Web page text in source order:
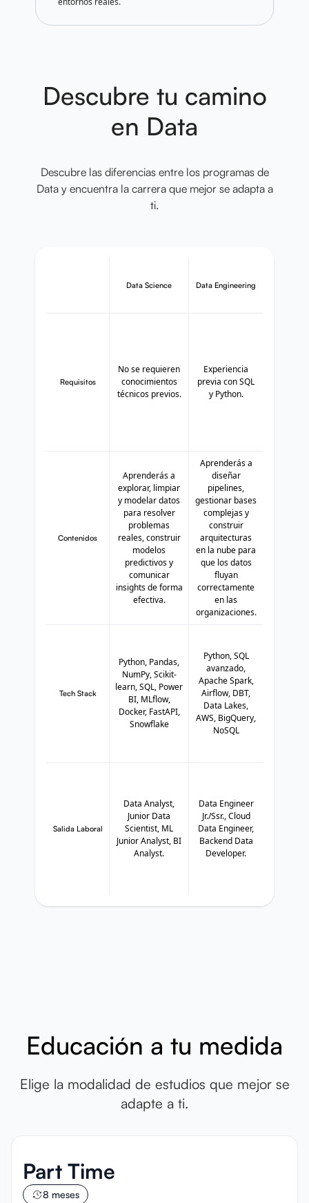
Descubre tu camino
en Data
Descubre las diferencias entre los programas de
Data y encuentra la carrera que mejor se adapta a
ti.
Data Science Data Engineering
Requisitos
No se requieren
conocimientos
técnicos previos.
Experiencia
previa con SQL
y Python.
Contenidos
Aprenderás a
explorar, limpiar
y modelar datos
para resolver
problemas
reales, construir
modelos
predictivos y
comunicar
insights de forma
efectiva.
Aprenderás a
diseñar
pipelines,
gestionar bases
complejas y
construir
arquitecturas
en la nube para
que los datos
fluyan
correctamente
en las
organizaciones.
Tech Stack
Python, Pandas,
NumPy, Scikit-
learn, SQL, Power
BI, MLflow,
Docker, FastAPI,
Snowflake
Python, SQL
avanzado,
Apache Spark,
Airflow, DBT,
Data Lakes,
AWS, BigQuery,
NoSQL
Salida Laboral
Data Analyst,
Junior Data
Scientist, ML
Junior Analyst, BI
Analyst.
Data Engineer
Jr./Ssr., Cloud
Data Engineer,
Backend Data
Developer.
Educación a tu medida
Elige la modalidad de estudios que mejor se
adapte a ti.
Part Time
8 meses